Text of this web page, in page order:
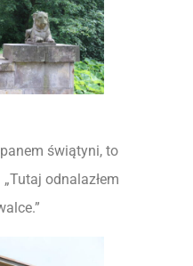
świątyni, to
odnalazłem